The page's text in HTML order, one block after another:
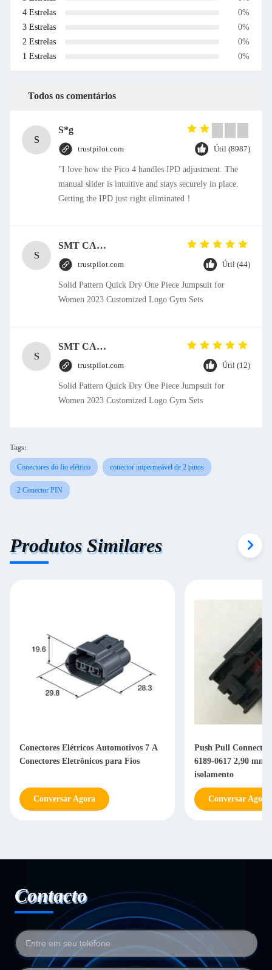
4 Estrelas
0%
3 Estrelas
0%
2 Estrelas
0%
1 Estrelas
0%
Todos os comentários
S
S*g
trustpilot.com Útil (8987)
"I love how the Pico 4 handles IPD adjustment. The
manual slider is intuitive and stays securely in place.
Getting the IPD just right eliminated！
S
SMT CAP Type Box Header Connector 1.27mm Pitch Gold Flash Contact Plating
trustpilot.com Útil (44)
Solid Pattern Quick Dry One Piece Jumpsuit for
Women 2023 Customized Logo Gym Sets
S
SMT CAP Type Box Header Connector 1.27mm Pitch Gold Flash Contact Plating
trustpilot.com Útil (12)
Solid Pattern Quick Dry One Piece Jumpsuit for
Women 2023 Customized Logo Gym Sets
Tags:
Conectores do fio elétrico conector impermeável de 2 pinos
2 Conector PIN
Produtos Similares
Conectores Elétricos Automotivos 7 A
Conectores Eletrônicos para Fios
Conversar Agora
Push Pull
6189-0617 2,90 mm
isolamento
Conversar Agora
Contacto